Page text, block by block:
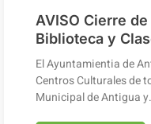
AVISO Cierre
Biblioteca y
El Ayuntamientia de
Centros Culturales de
Municipal de Antigua